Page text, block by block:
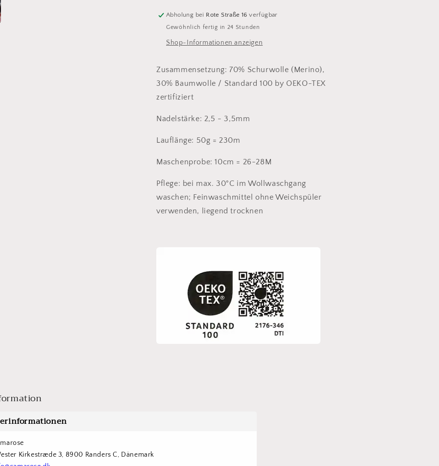
Stoevet
koral
Stoevet
koral
Abholung bei Rote Straße 16 verfügbar
Gewöhnlich fertig in 24 Stunden
Shop-Informationen anzeigen
Zusammensetzung: 70% Schurwolle (Merino),
30% Baumwolle / Standard 100 by OEKO-TEX
zertifiziert
Nadelstärke: 2,5 - 3,5mm
Lauflänge: 50g = 230m
Maschenprobe: 10cm = 26-28M
Pflege: bei max. 30°C im Wollwaschgang
waschen; Feinwaschmittel ohne Weichspüler
verwenden, liegend trocknen
Kirkestræde 3, 8900 Randers C, Dänemark